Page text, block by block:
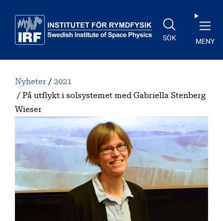
SÖK MENY
Nyheter
2021
På utflykt i solsystemet med Gabriella Stenberg
Wieser